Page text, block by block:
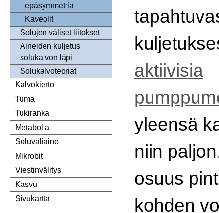
epäsymmetria
Kaveolit
Solujen väliset liitokset
Aineiden kuljetus
solukalvon läpi
Solukalvoteoriat
Kalvokierto
Tuma
Tukiranka
Metabolia
Soluväliaine
Mikrobit
Viestinvälitys
Kasvu
Sivukartta
aktiivisia
yleensä
niin
osuus
kohden